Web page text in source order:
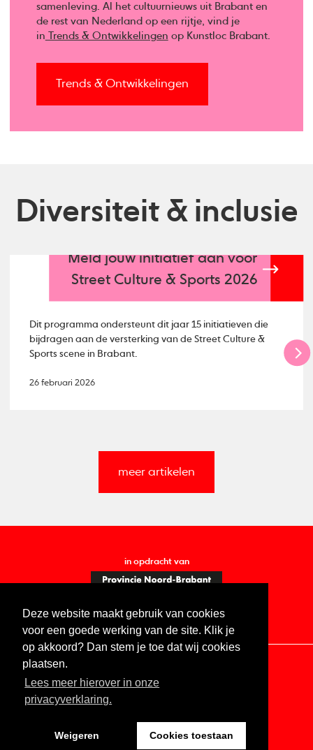
Deze website maakt gebruik van cookies
voor een goede werking van de site. Klik je
op akkoord? Dan stem je toe dat wij cookies
plaatsen.
Lees meer hierover in onze
privacyverklaring.
Weigeren Cookies toestaan
samenleving. Al het cultuurnieuws uit Brabant en
de rest van Nederland op een rijtje, vind je
in Trends & Ontwikkelingen op Kunstloc Brabant.
Trends & Ontwikkelingen
Diversiteit & inclusie
Meld jouw initiatief aan voor
Street Culture & Sports 2026
Dit programma ondersteunt dit jaar 15 initiatieven die
bijdragen aan de versterking van de Street Culture &
Sports scene in Brabant.
26 februari 2026
meer artikelen
in opdracht van
Contact Vacatures ANBI
Digitale toegankelijkheid